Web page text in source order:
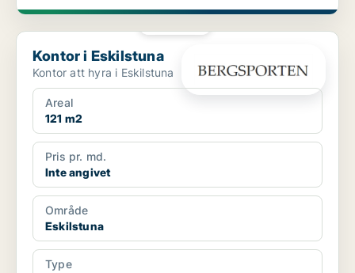
Kontor i Eskilstuna
Kontor i Eskilstuna
Kontor att hyra i Eskilstuna
Areal
121 m2
Pris pr. md.
Inte angivet
Område
Eskilstuna
Type